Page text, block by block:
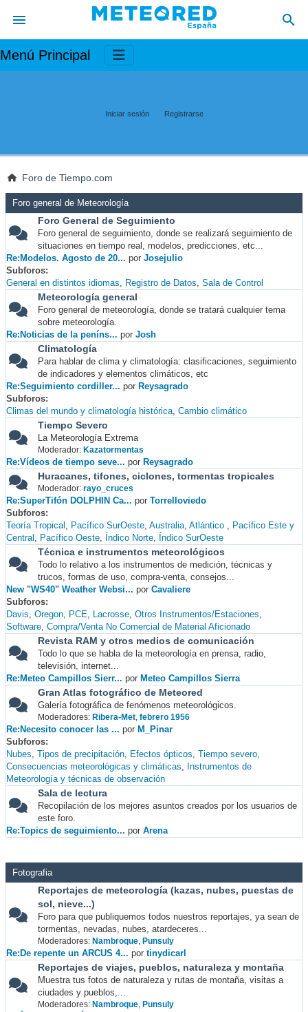
Menú Principal
Iniciar sesión Registrarse
Foro de Tiempo.com
Foro general de Meteorología
Foro General de Seguimiento
Foro general de seguimiento, donde se realizará seguimiento de
situaciones en tiempo real, modelos, predicciones, etc...
Re:Modelos. Agosto de 20... por Josejulio
Subforos
General en distintos idiomas
Registro de Datos Sala de Control
Meteorología general
Foro general de meteorología, donde se tratará cualquier tema
sobre meteorología.
Re:Noticias de la peníns... por Josh
Climatología
Para hablar de clima y climatología: clasificaciones, seguimiento
de indicadores y elementos climáticos, etc
Re:Seguimiento cordiller... por Reysagrado
Subforos
Climas del mundo y climatología histórica Cambio climático
Tiempo Severo
La Meteorología Extrema
Moderador: Kazatormentas
Re:Vídeos de tiempo seve... por Reysagrado
Huracanes, tifones, ciclones, tormentas tropicales
Moderador: rayo_cruces
Re:SuperTifón DOLPHIN Ca... por Torrelloviedo
Subforos
Teoría Tropical
Pacífico SurOeste Australia Atlántico
Pacífico Este y
Central
Pacífico Oeste Índico Norte Índico SurOeste
Técnica e instrumentos meteorológicos
Todo lo relativo a los instrumentos de medición, técnicas y
trucos, formas de uso, compra-venta, consejos...
New "WS40" Weather Websi... por Cavaliere
Subforos
Davis Oregon PCE Lacrosse Otros Instrumentos/Estaciones
Software Compra/Venta No Comercial de Material Aficionado
Revista RAM y otros medios de comunicación
Todo lo que se habla de la meteorología en prensa, radio,
televisión, internet...
Re:Meteo Campillos Sierr... por Meteo Campillos Sierra
Gran Atlas fotográfico de Meteored
Galería fotográfica de fenómenos meteorológicos.
Moderadores: Ribera-Met, febrero 1956
Re:Necesito conocer las ... por M_Pinar
Subforos
Nubes Tipos de precipitación Efectos ópticos Tiempo severo
Consecuencias meteorológicas y climáticas
Instrumentos de
Meteorología y técnicas de observación
Sala de lectura
Recopilación de los mejores asuntos creados por los usuarios de
este foro.
Re:Topics de seguimiento... por Arena
Fotografia
Reportajes de meteorología (kazas, nubes, puestas de
sol, nieve...)
Foro para que publiquemos todos nuestros reportajes, ya sean de
tormentas, nevadas, nubes, atardeceres...
Moderadores: Nambroque, Punsuly
Re:De repente un ARCUS 4... por tinydicarl
Reportajes de viajes, pueblos, naturaleza y montaña
Muestra tus fotos de naturaleza y rutas de montaña, visitas a
ciudades y pueblos,...
Moderadores: Nambroque, Punsuly